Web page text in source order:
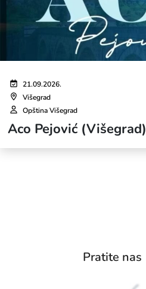
21.09.2026.
Višegrad
Opština Višegrad
Aco Pejović (Višegrad)
Pratite nas